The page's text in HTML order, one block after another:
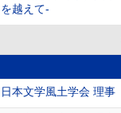
を越えて-
日本文学風土学会 理事